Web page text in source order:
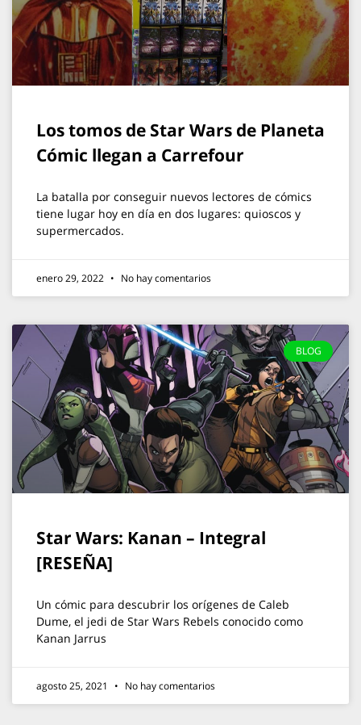
Los tomos de Star Wars de Planeta
Cómic llegan a Carrefour
La batalla por conseguir nuevos lectores de cómics
tiene lugar hoy en día en dos lugares: quioscos y
supermercados.
enero 29, 2022 No hay comentarios
BLOG
Star Wars: Kanan – Integral
[RESEÑA]
Un cómic para descubrir los orígenes de Caleb
Dume, el jedi de Star Wars Rebels conocido como
Kanan Jarrus
agosto 25, 2021 No hay comentarios